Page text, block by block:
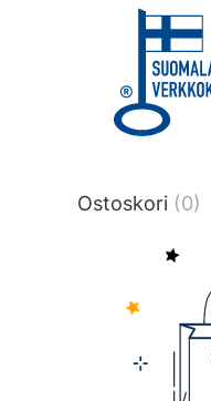
title or
data-
Ostoskori (0)